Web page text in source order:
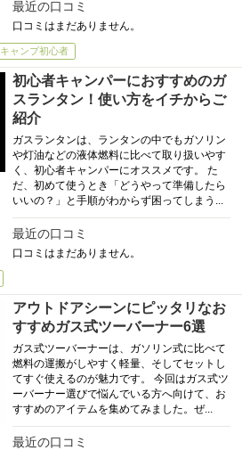
最近の口コミ
口コミはまだありません。
キャンプ初心者
初心者キャンパーにおすすめのガ
スランタン！使い方をイチからご
紹介
ガスランタンは、ランタンの中でもガソリン
や灯油などの液体燃料に比べて取り扱いやす
く、初心者キャンパーにオススメです。 た
だ、初めて使うとき「どうやって準備したら
いいの？」と手順がわからず困ってしまう...
最近の口コミ
口コミはまだありません。
アウトドアシーンにピッタリなお
すすめガス式ツーバーナー6選
ガス式ツーバーナーは、ガソリン式に比べて
燃料の運搬がしやすく軽量、そしてセットし
てすぐ使えるのが魅力です。 今回はガス式ツ
ーバーナー選びで悩んでいる方へ向けて、お
すすめのアイテムを集めてみました。ぜ...
最近の口コミ